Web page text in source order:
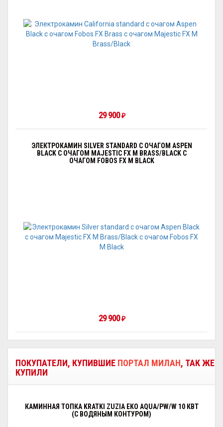
29 900 ₽
ЭЛЕКТРОКАМИН SILVER STANDARD С ОЧАГОМ АSPEN
BLACK С ОЧАГОМ MAJESTIC FX M BRASS/BLACK С
ОЧАГОМ FOBOS FX M BLACK
29 900 ₽
ПОКУПАТЕЛИ, КУПИВШИЕ ПОРТАЛ МИЛАН, ТАК ЖЕ
КУПИЛИ
КАМИННАЯ ТОПКА KRATKI ZUZIA EKO AQUA/PW/W 10 КВТ
(С ВОДЯНЫМ КОНТУРОМ)